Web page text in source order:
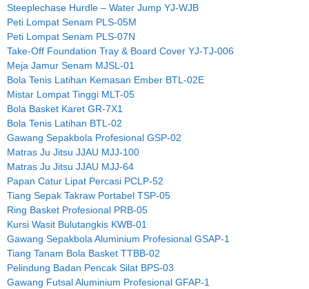
Steeplechase Hurdle – Water Jump YJ-WJB
Peti Lompat Senam PLS-05M
Peti Lompat Senam PLS-07N
Take-Off Foundation Tray & Board Cover YJ-TJ-006
Meja Jamur Senam MJSL-01
Bola Tenis Latihan Kemasan Ember BTL-02E
Mistar Lompat Tinggi MLT-05
Bola Basket Karet GR-7X1
Bola Tenis Latihan BTL-02
Gawang Sepakbola Profesional GSP-02
Matras Ju Jitsu JJAU MJJ-100
Matras Ju Jitsu JJAU MJJ-64
Papan Catur Lipat Percasi PCLP-52
Tiang Sepak Takraw Portabel TSP-05
Ring Basket Profesional PRB-05
Kursi Wasit Bulutangkis KWB-01
Gawang Sepakbola Aluminium Profesional GSAP-1
Tiang Tanam Bola Basket TTBB-02
Pelindung Badan Pencak Silat BPS-03
Gawang Futsal Aluminium Profesional GFAP-1